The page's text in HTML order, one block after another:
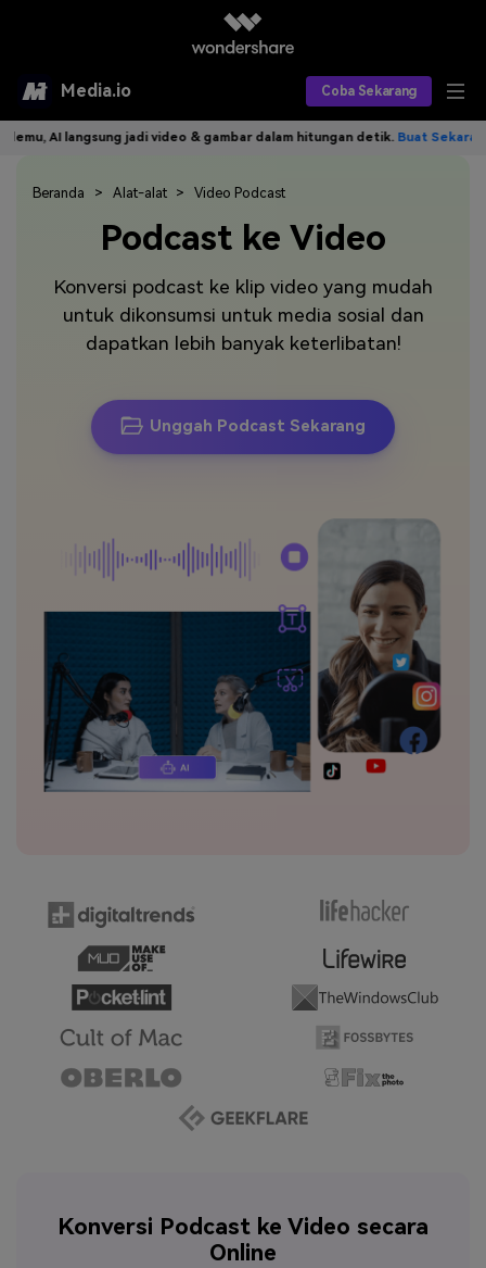
Media.io Coba Sekarang
Alat AI
AI Video
AI Gambar
AI Audio
Model AI yang Didukung
Produk AI
Asisten Video AI
Editor Video AI
Editor Gambar AI
Find More Solutions >>
Efek Video
Efek Foto
Sumber Daya
Panduan Pengguna Apa yang Baru
Tips & Tutorial AI
Jelajahi Lebih Banyak >>
Berkreasi dengan AI
AI langsung jadi video & gambar dalam hitungan detik. Buat Sekarang>>
Podcast ke Video
Konversi podcast ke klip video yang mudah
untuk dikonsumsi untuk media sosial dan
dapatkan lebih banyak keterlibatan!
Unggah Podcast Sekarang
Beranda Alat-alat Video Podcast
Konversi Podcast ke Video secara
Online